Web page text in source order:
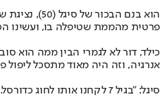
פרטית מהממת שטיפלה בו, ועשינו
כילד, דור לא לגמרי הבין ממה הוא
אנרגיה, וזה היה מאוד מתסכל
סיגל: "בגיל 7 לקחנו אותו לחוג כדורסל. אמרו לנו שזה מאוד יעזור לו לפתח את התנועה ואת הקואורדינציה. אמרו שעם הכדורסל הוא יוכל להסתדר יותר, בניגוד לכדורגל, שמצריך עבודת רגליים, שהיתה קשה לו".